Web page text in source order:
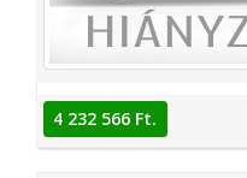
4 232 566 Ft.